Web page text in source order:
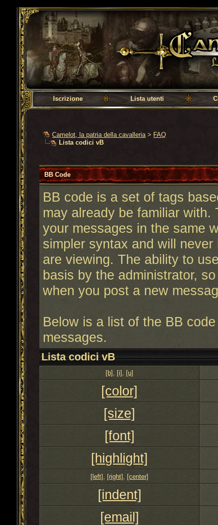
Camelot, la patria della cavalleria
Iscrizione Lista utenti
Camelot, la patria della cavalleria > FAQ
Lista codici vB
BB Code
BB code is a set of tags
may already be familiar
your messages in the same
simpler syntax and will
are viewing. The ability to
basis by the administrator,
when you post a new
Below is a list of the BB
messages.
Lista codici vB
[b] , [i] , [u]
[color]
[size]
[font]
[highlight]
[left] , [right] , [center]
[indent]
[email]